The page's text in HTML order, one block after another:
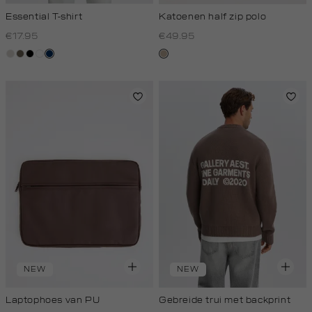
Essential T-shirt
€17.95
taupe,
lichtbruin
zwart
witdonkerblauw
Katoenen half zip polo
€49.95
kit,
NEW
Laptophoes van PU
NEW
Gebreide trui met backprint